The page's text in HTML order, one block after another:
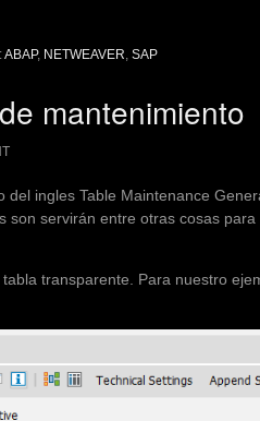
ABAP, NETWEAVER, SAP
mantenimiento
ingles Table Maintenance
son servirán entre otras cosas
transparente. Para nuestro